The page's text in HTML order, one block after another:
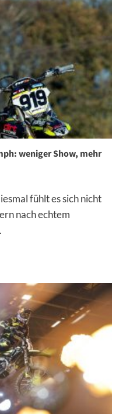
weniger Show, mehr
fühlt es sich nicht
nach echtem